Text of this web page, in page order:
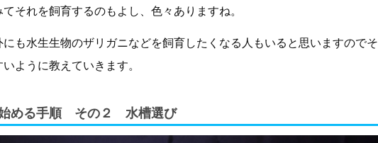
それを飼育するのもよし、色々ありますね。
も水生生物のザリガニなどを飼育したくなる人もいると思いますのでそ
ように教えていきます。
始める手順 その２ 水槽選び